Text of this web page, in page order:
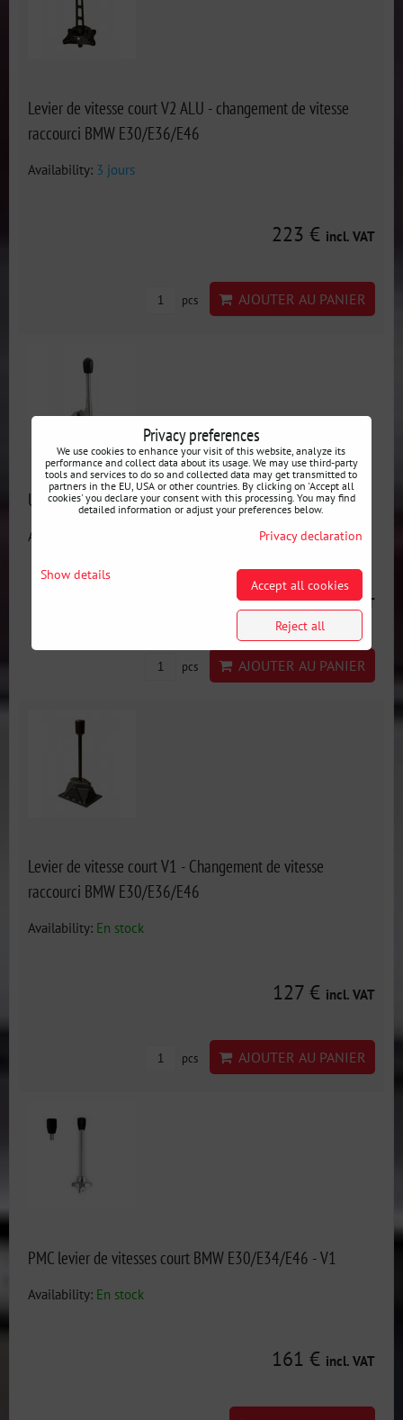
Levier de vitesse court V2 ALU - changement de vitesse
raccourci BMW E30/E36/E46
Availability: 3 jours
223 € incl. VAT
pcs AJOUTER AU PANIER
Ultra Shifter MINI pour BMW - Levier de vitesse court
Availability:
311 €incl. VAT
pcs AJOUTER AU PANIER
Levier de vitesse court V1 - Changement de vitesse
raccourci BMW E30/E36/E46
Availability: En stock
127 € incl. VAT
pcs AJOUTER AU PANIER
PMC levier de vitesses court BMW E30/E34/E46 - V1
Availability: En stock
161 € incl. VAT
Privacy preferences
We use cookies to enhance your visit of this website, analyze its
performance and collect data about its usage. We may use third-party
tools and services to do so and collected data may get transmitted to
partners in the EU, USA or other countries. By clicking on 'Accept all
cookies' you declare your consent with this processing. You may find
detailed information or adjust your preferences below.
Privacy declaration
Show details
Accept all cookies
Reject all